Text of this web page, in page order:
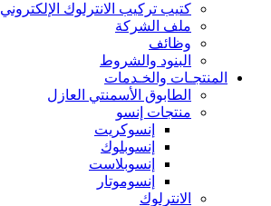
كتيب تركيب الانترلوك الإلكتروني
ملف الشركة
وظائف
البنود والشروط
المنتجـات والخـدمات
الطابوق الأسمنتي العازل
منتجات إنسو
إنسوكريت
إنسوبلوك
إنسوبلاست
إنسوموتار
الانترلوك